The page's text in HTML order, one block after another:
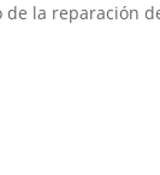
de la reparación